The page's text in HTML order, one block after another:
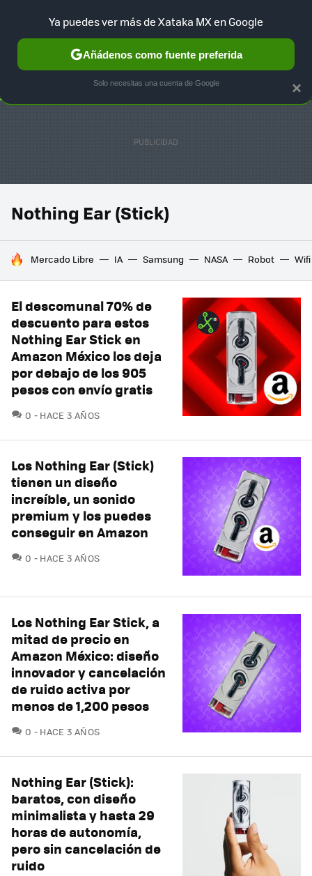
SELECCIÓN GAMING HOME AUTO TERRITORIO
Nothing Ear (Stick)
HOY SE HABLA DE
Mercado Libre IA Samsung NASA Robot Wifi
El descomunal 70% de
descuento para estos
Nothing Ear Stick en
Amazon México los deja
por debajo de los 905
pesos con envío gratis
0 COMENTARIOS
HACE 3 AÑOS
Los Nothing Ear (Stick)
tienen un diseño
increíble, un sonido
premium y los puedes
conseguir en Amazon
0 COMENTARIOS
HACE 3 AÑOS
Los Nothing Ear Stick, a
mitad de precio en
Amazon México: diseño
innovador y cancelación
de ruido activa por
menos de 1,200 pesos
0 COMENTARIOS
HACE 3 AÑOS
Nothing Ear (Stick):
baratos, con diseño
minimalista y hasta 29
horas de autonomía,
pero sin cancelación de
ruido
×
Ya puedes ver más de Xataka MX en Google
Añádenos como fuente preferida
Solo necesitas una cuenta de Google